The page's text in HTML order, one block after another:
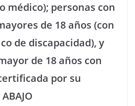
médico); personas con
de 18 años (con
de discapacidad), y
de 18 años con
por su